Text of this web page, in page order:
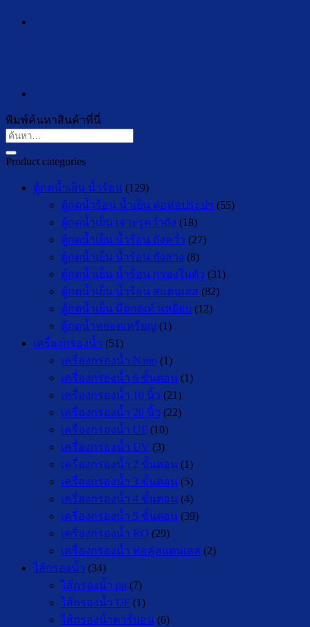
พิมพ์ค้นหาสินค้าที่นี่
ค้นหา:
Product categories
ตู้กดน้ำเย็น น้ำร้อน (129)
ตู้กดน้ำร้อน น้ำเย็น ต่อท่อประปา (55)
ตู้กดน้ำเย็น เจาะรูคว่ำถัง (18)
ตู้กดน้ำเย็น น้ำร้อน ถังคว่ำ (27)
ตู้กดน้ำเย็น น้ำร้อน ถังล่าง (8)
ตู้กดน้ำเย็น น้ำร้อน กรองในตัว (31)
ตู้กดน้ำเย็น น้ำร้อน สแตนเลส (82)
ตู้กดน้ำเย็น มือกดเท้าเหยียบ (12)
ตู้กดน้ำหยอดเหรียญ (1)
เครื่องกรองน้ำ (51)
เครื่องกรองน้ำ Nano (1)
เครื่องกรองน้ำ 6 ขั้นตอน (1)
เครื่องกรองน้ำ 10 นิ้ว (21)
เครื่องกรองน้ำ 20 นิ้ว (22)
เครื่องกรองน้ำ UF (10)
เครื่องกรองน้ำ UV (3)
เครื่องกรองน้ำ 2 ขั้นตอน (1)
เครื่องกรองน้ำ 3 ขั้นตอน (5)
เครื่องกรองน้ำ 4 ขั้นตอน (4)
เครื่องกรองน้ำ 5 ขั้นตอน (39)
เครื่องกรองน้ำ RO (29)
เครื่องกรองน้ำ ท่อคู่สแตนเลส (2)
ไส้กรองน้ำ (34)
ไส้กรองน้ำ pp (7)
ไส้กรองน้ำ UF (1)
ไส้กรองน้ำคาร์บอน (6)